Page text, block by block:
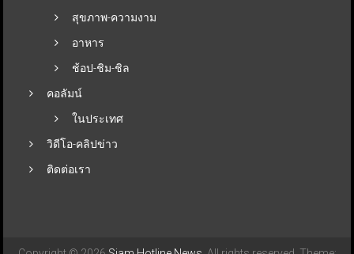
สุขภาพ-ความงาม
อาหาร
ช้อป-ชิม-ชิล
คอลัมน์
ในประเทศ
วิดีโอ-คลิปข่าว
ติดต่อเรา